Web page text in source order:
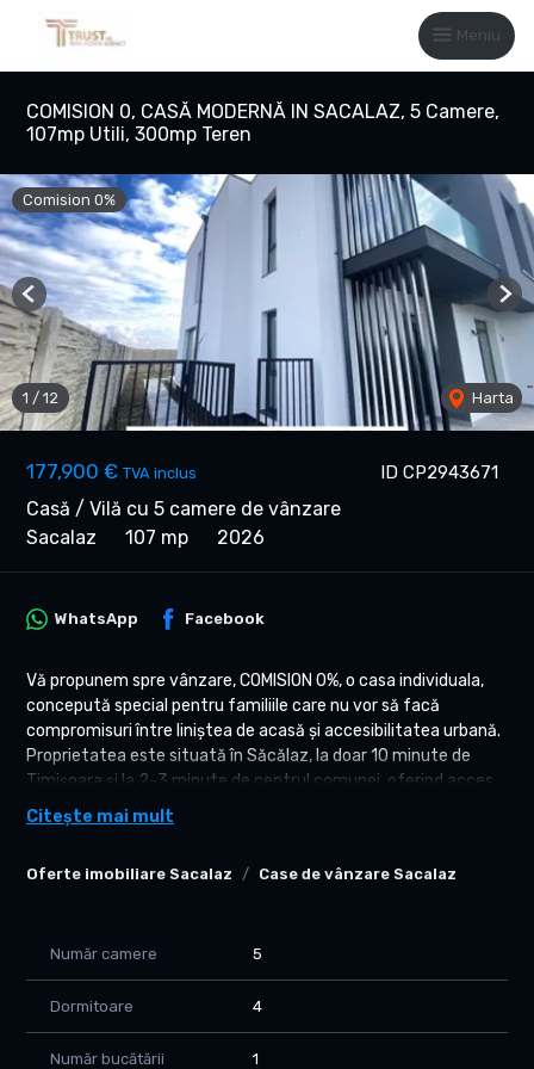
Meniu
COMISION 0, CASĂ MODERNĂ IN SACALAZ, 5 Camere,
107mp Utili, 300mp Teren
ID CP2943671
177,900 € TVA inclus
Casă / Vilă cu 5 camere de vânzare
Sacalaz
107 mp 2026
Comision 0%
1 / 12 Harta
Previous
Oferte imobiliare Sacalaz Case de vânzare Sacalaz
WhatsApp Facebook
Vă propunem spre vânzare, COMISION 0%, o casa individuala,
concepută special pentru familiile care nu vor să facă
compromisuri între liniștea de acasă și accesibilitatea urbană.
Proprietatea este situată în Săcălaz, la doar 10 minute de
Timișoara și la 2-3 minute de centrul comunei, oferind acces
rapid la Lidl, școli, grădinițe și toate punctele de interes
necesare unui stil de viață modern.
DETALII TEHNICE ȘI COMPARTIMENTARE
perfect între spațiile comune și intimitate:
Citește mai mult
Număr camere 5
Dormitoare 4
Număr bucătării 1